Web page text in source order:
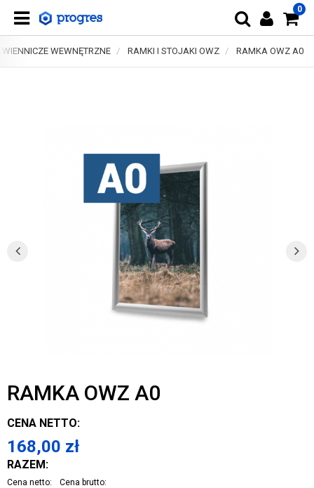
0
WEWNĘTRZNE RAMKI I STOJAKI OWZ RAMKA OWZ A0
RAMKA OWZ A0
CENA NETTO:
168,00 zł
RAZEM:
Cena netto: Cena brutto: